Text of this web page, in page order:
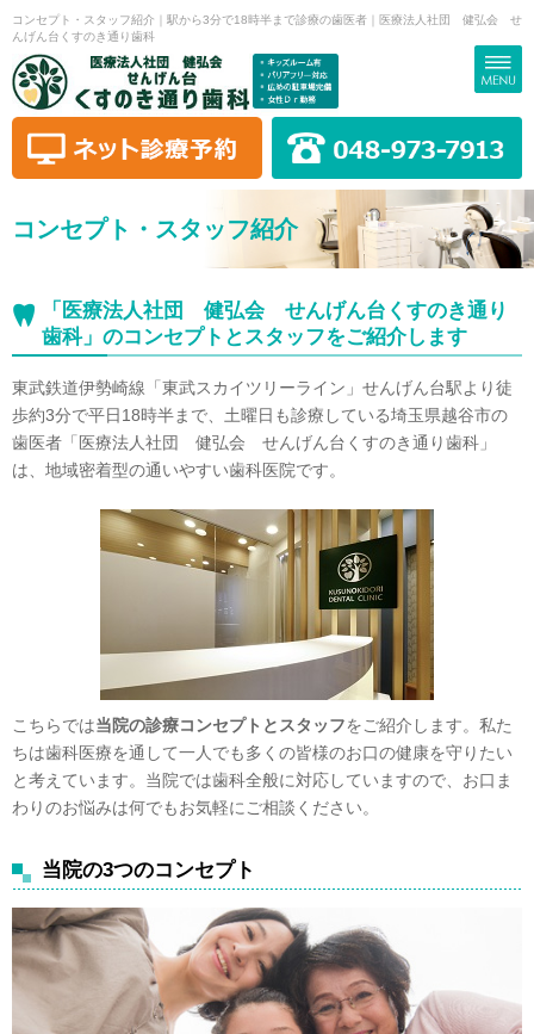
コンセプト・スタッフ紹介｜駅から3分で18時半まで診療の歯医者｜医療法人社団 健弘会 せ
んげん台くすのき通り歯科
コンセプト・スタッフ紹介
「医療法人社団 健弘会 せんげん台くすのき通り
歯科」のコンセプトとスタッフをご紹介します
東武鉄道伊勢崎線「東武スカイツリーライン」せんげん台駅より徒
歩約3分で平日18時半まで、土曜日も診療している埼玉県越谷市の
歯医者「医療法人社団 健弘会 せんげん台くすのき通り歯科」
は、地域密着型の通いやすい歯科医院です。
こちらでは当院の診療コンセプトとスタッフをご紹介します。私た
ちは歯科医療を通して一人でも多くの皆様のお口の健康を守りたい
と考えています。当院では歯科全般に対応していますので、お口ま
わりのお悩みは何でもお気軽にご相談ください。
当院の3つのコンセプト